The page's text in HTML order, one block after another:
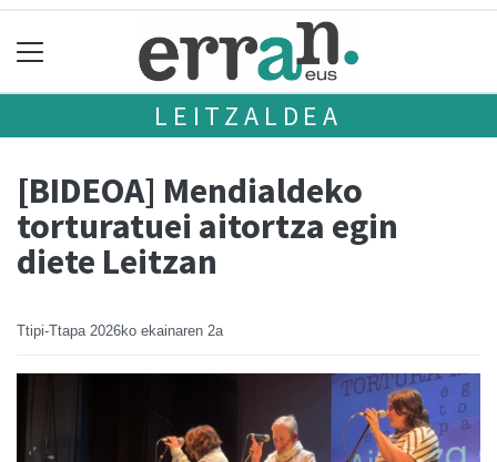
LEITZALDEA
[BIDEOA] Mendialdeko
torturatuei aitortza egin
diete Leitzan
Ttipi-Ttapa 2026ko ekainaren 2a